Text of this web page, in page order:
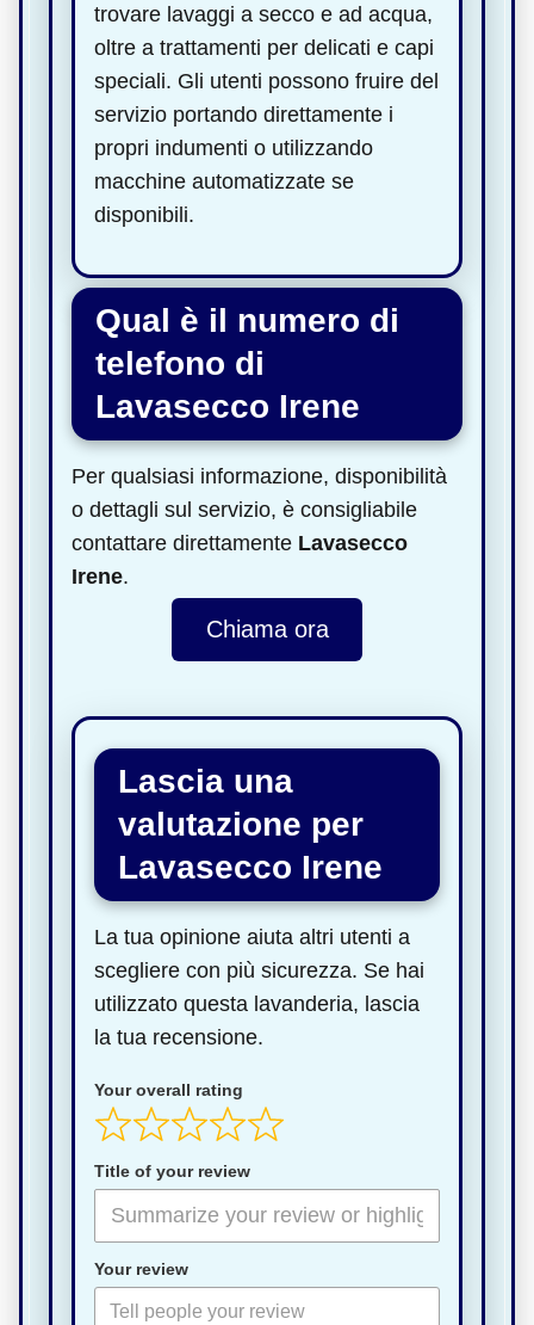
trovare lavaggi a secco e ad acqua,
oltre a trattamenti per delicati e capi
speciali. Gli utenti possono fruire del
servizio portando direttamente i
propri indumenti o utilizzando
macchine automatizzate se
disponibili.
Qual è il numero di
telefono di
Lavasecco Irene
Per qualsiasi informazione, disponibilità
o dettagli sul servizio, è consigliabile
contattare direttamente Lavasecco
Irene.
Chiama ora
Lascia una
valutazione per
Lavasecco Irene
La tua opinione aiuta altri utenti a
scegliere con più sicurezza. Se hai
utilizzato questa lavanderia, lascia
la tua recensione.
Your overall rating
Title of your review
Your review